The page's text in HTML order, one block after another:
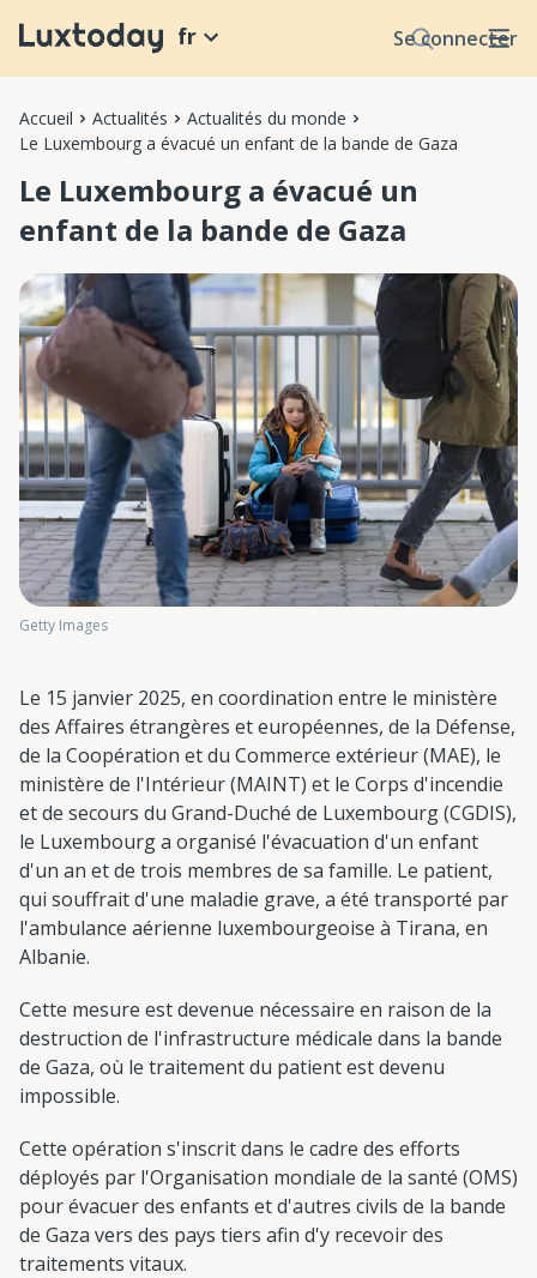
Se connecter
fr
Accueil Actualités
Actualités du monde
Le Luxembourg a évacué un enfant de la bande de Gaza
Le Luxembourg a évacué un
enfant de la bande de Gaza
Getty Images
Le 15 janvier 2025, en coordination entre le ministère
des Affaires étrangères et européennes, de la Défense,
de la Coopération et du Commerce extérieur (MAE), le
ministère de l'Intérieur (MAINT) et le Corps d'incendie
et de secours du Grand-Duché de Luxembourg (CGDIS),
le Luxembourg a organisé l'évacuation d'un enfant
d'un an et de trois membres de sa famille. Le patient,
qui souffrait d'une maladie grave, a été transporté par
l'ambulance aérienne luxembourgeoise à Tirana, en
Albanie.
Cette mesure est devenue nécessaire en raison de la
destruction de l'infrastructure médicale dans la bande
de Gaza, où le traitement du patient est devenu
impossible.
Cette opération s'inscrit dans le cadre des efforts
déployés par l'Organisation mondiale de la santé (OMS)
pour évacuer des enfants et d'autres civils de la bande
de Gaza vers des pays tiers afin d'y recevoir des
traitements vitaux.